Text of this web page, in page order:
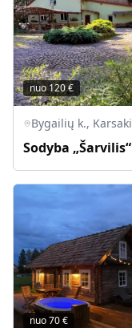
nuo120€
Sodyba „Šarvilis“
nuo70€